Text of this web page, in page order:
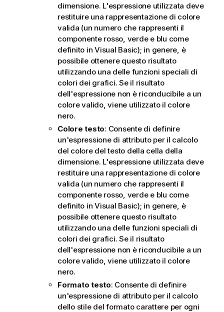
dimensione. L'espressione utilizzata deve
restituire una rappresentazione di colore
valida (un numero che rappresenti il
componente rosso, verde e blu come
definito in Visual Basic); in genere, è
possibile ottenere questo risultato
utilizzando una delle funzioni speciali di
colori dei grafici. Se il risultato
dell'espressione non è riconducibile a un
colore valido, viene utilizzato il colore
nero.
Colore testo: Consente di definire
un'espressione di attributo per il calcolo
del colore del testo della cella della
dimensione. L'espressione utilizzata deve
restituire una rappresentazione di colore
valida (un numero che rappresenti il
componente rosso, verde e blu come
definito in Visual Basic); in genere, è
possibile ottenere questo risultato
utilizzando una delle funzioni speciali di
colori dei grafici. Se il risultato
dell'espressione non è riconducibile a un
colore valido, viene utilizzato il colore
nero.
Formato testo: Consente di definire
un'espressione di attributo per il calcolo
dello stile del formato carattere per ogni